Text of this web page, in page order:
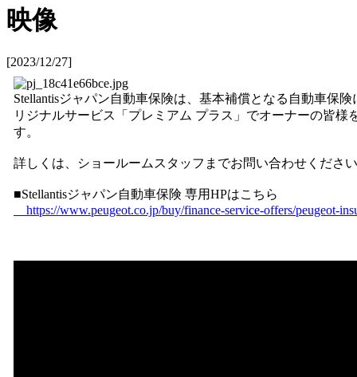
映像
[2023/12/27]
Stellantisジャパン自動車保険は、基本補償となる自動車保
リジナルサービス「プレミアム プラス」でオーナーの皆様
す。
詳しくは、ショールームスタッフまでお問い合わせくださ
■Stellantisジャパン自動車保険 専用HPはこちら
https://www.peugeot.co.jp/buy/finance-service-offers/peugeot-